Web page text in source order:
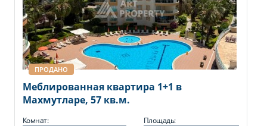
ПРОДАНО
Меблированная квартира 1+1 в
Махмутларе, 57 кв.м.
Комнат: Площадь: